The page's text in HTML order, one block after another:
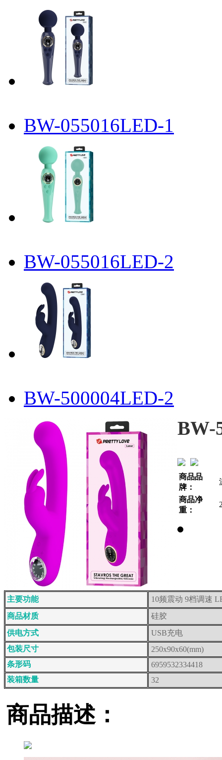
BW-055016LED-1
BW-055016LED-2
BW-500004LED-2
BW-
商品品
牌：
商品净
重：
主要功能
10频震动 9档调速
商品材质
硅胶
供电方式
USB充电
包装尺寸
250x90x60(mm)
条形码
6959532334418
装箱数量
32
商品描述：